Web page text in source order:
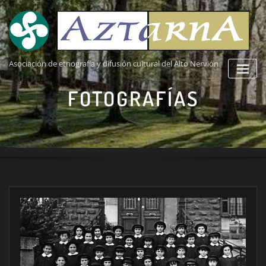
Saltar
al
contenido
Asociación de etnografía y difusión cultural del Alto Nervión
FOTOGRAFÍAS